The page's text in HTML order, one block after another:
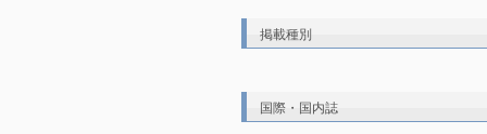
掲載種別
国際・国内誌